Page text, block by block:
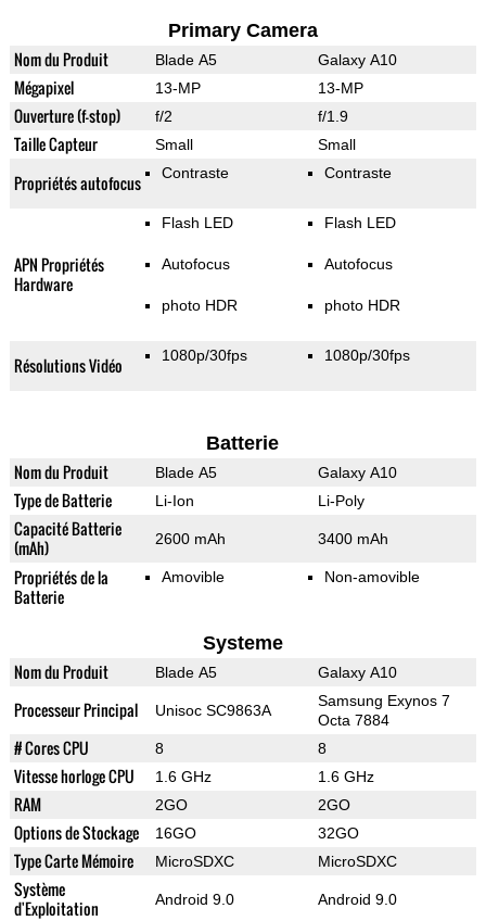
Primary Camera
Nom du Produit Blade A5 Galaxy A10
Mégapixel 13-MP 13-MP
Ouverture (f-stop) f/2 f/1.9
Taille Capteur Small Small
Propriétés autofocus Contraste Contraste
APN Propriétés
Hardware
Flash LED
Autofocus
photo HDR
Flash LED
Autofocus
photo HDR
Résolutions Vidéo 1080p/30fps 1080p/30fps
Batterie
Nom du Produit Blade A5 Galaxy A10
Type de Batterie Li-Ion Li-Poly
Capacité Batterie
(mAh)
2600 mAh 3400 mAh
Propriétés de la
Batterie
Amovible Non-amovible
Systeme
Nom du Produit Blade A5 Galaxy A10
Processeur Principal Unisoc SC9863A
Samsung Exynos 7
Octa 7884
# Cores CPU 8 8
Vitesse horloge CPU 1.6 GHz 1.6 GHz
RAM 2GO 2GO
Options de Stockage 16GO 32GO
Type Carte Mémoire MicroSDXC MicroSDXC
Système
d'Exploitation
Android 9.0 Android 9.0